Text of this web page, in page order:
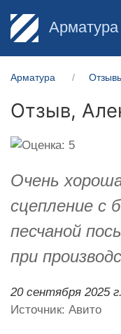
Арматура
Арматура
Отзыв,
Очень
сцепление с
песчаной
при
20 сентября 2025 г.
Источник: Авито